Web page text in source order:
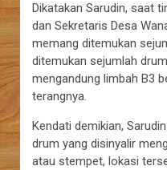
Dikatakan Sarudin, saat
dan Sekretaris Desa
memang ditemukan
ditemukan sejumlah
mengandung limbah B3
terangnya.
Kendati demikian,
drum yang disinyalir
atau stempet, lokasi